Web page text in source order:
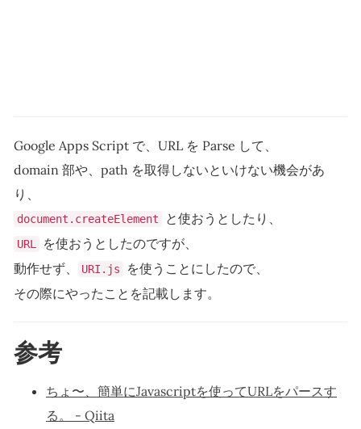
Google Apps Script で、URL を Parse して、
domain 部や、path を取得しないといけない機会があ
り、
document.createElement と使おうとしたり、
URL
を使おうとしたのですが、
動作せず、
URI.js
を使うことにしたので、
その際にやったことを記載します。
参考
ちょ〜、簡単にJavascriptを使ってURLをパースす
る。 - Qiita